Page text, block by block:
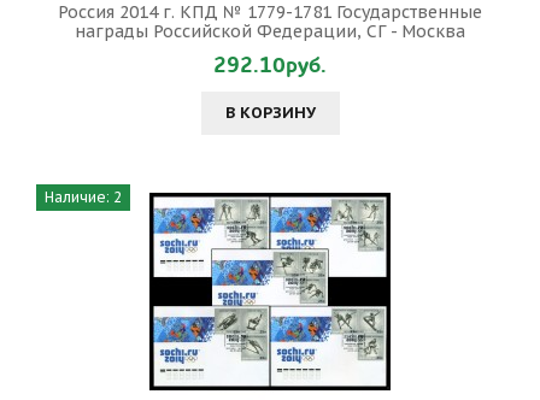
Россия 2014 г. КПД № 1779-1781 Государственные
награды Российской Федерации, СГ - Москва
292.10руб.
В КОРЗИНУ
Наличие: 2